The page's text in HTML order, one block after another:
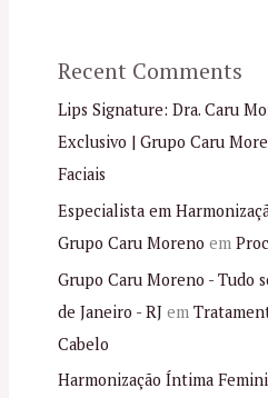
Recent Comments
Lips Signature: Dra. Caru
Exclusivo | Grupo Caru
Faciais
Especialista em
Grupo Caru Moreno em
Grupo Caru Moreno - Tudo
de Janeiro - RJem
Cabelo
Harmonização Íntima